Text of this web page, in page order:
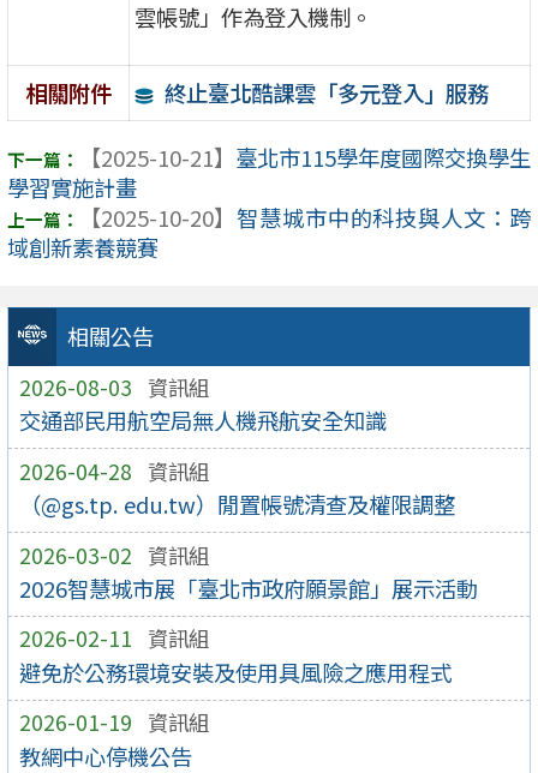
相關公告
2026-08-03 資訊組
交通部民用航空局無人機飛航安全知識
2026-04-28 資訊組
（@gs.tp. edu.tw）閒置帳號清查及權限調整
2026-03-02 資訊組
2026智慧城市展「臺北市政府願景館」展示活動
2026-02-11 資訊組
避免於公務環境安裝及使用具風險之應用程式
2026-01-19 資訊組
教網中心停機公告
雲帳號」作為登入機制。
相關附件 終止臺北酷課雲「多元登入」服務
【2025-10-21】 臺北市115學年度國際交換學生
學習實施計畫
【2025-10-20】 智慧城市中的科技與人文：跨
域創新素養競賽